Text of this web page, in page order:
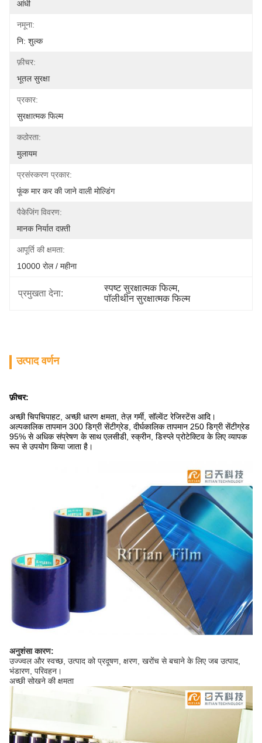
आंधी
नमूना:
नि: शुल्क
फ़ीचर:
भूतल सुरक्षा
प्रकार:
सुरक्षात्मक फिल्म
कठोरता:
मुलायम
प्रसंस्करण प्रकार:
फूंक मार कर की जाने वाली मोल्डिंग
पैकेजिंग विवरण:
मानक निर्यात दफ़्ती
आपूर्ति की क्षमता:
10000 रोल / महीना
प्रमुखता देना:
स्पष्ट सुरक्षात्मक फिल्म,
पॉलीथीन सुरक्षात्मक फिल्म
उत्पाद वर्णन
फ़ीचर:
अच्छी चिपचिपाहट, अच्छी धारण क्षमता, तेज़ गर्मी, सॉल्वेंट रेजिस्टेंस आदि।
अल्पकालिक तापमान 300 डिग्री सेंटीग्रेड, दीर्घकालिक तापमान 250 डिग्री सेंटीग्रेड
95% से अधिक संप्रेषण के साथ एलसीडी, स्क्रीन, डिस्प्ले प्रोटेक्टिव के लिए व्यापक
रूप से उपयोग किया जाता है।
अनुशंसा कारण:
उज्ज्वल और स्वच्छ, उत्पाद को प्रदूषण, क्षरण, खरोंच से बचाने के लिए जब उत्पाद,
भंडारण, परिवहन।
अच्छी सोखने की क्षमता